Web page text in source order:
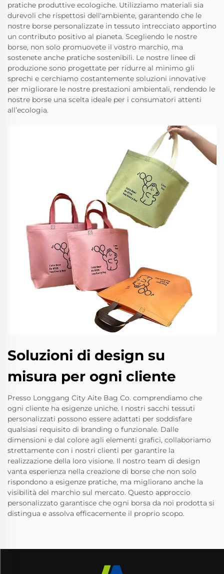
pratiche produttive ecologiche. Utilizziamo materiali sia
durevoli che rispettosi dell'ambiente, garantendo che le
nostre borse personalizzate in tessuto intrecciato apportino
un contributo positivo al pianeta. Scegliendo le nostre
borse, non solo promuovete il vostro marchio, ma
sostenete anche pratiche sostenibili. Le nostre linee di
produzione sono progettate per ridurre al minimo gli
sprechi e cerchiamo costantemente soluzioni innovative
per migliorare le nostre prestazioni ambientali, rendendo le
nostre borse una scelta ideale per i consumatori attenti
all’ecologia.
Soluzioni di design su
misura per ogni cliente
Presso Longgang City Aite Bag Co. comprendiamo che
ogni cliente ha esigenze uniche. I nostri sacchi tessuti
personalizzati possono essere adattati per soddisfare
qualsiasi requisito di branding o funzionale. Dalle
dimensioni e dal colore agli elementi grafici, collaboriamo
strettamente con i nostri clienti per garantire la
realizzazione della loro visione. Il nostro team di design
vanta esperienza nella creazione di borse che non solo
rispondono a esigenze pratiche, ma migliorano anche la
visibilità del marchio sul mercato. Questo approccio
personalizzato garantisce che ogni borsa da noi prodotta si
distingua e assolva efficacemente il proprio scopo.